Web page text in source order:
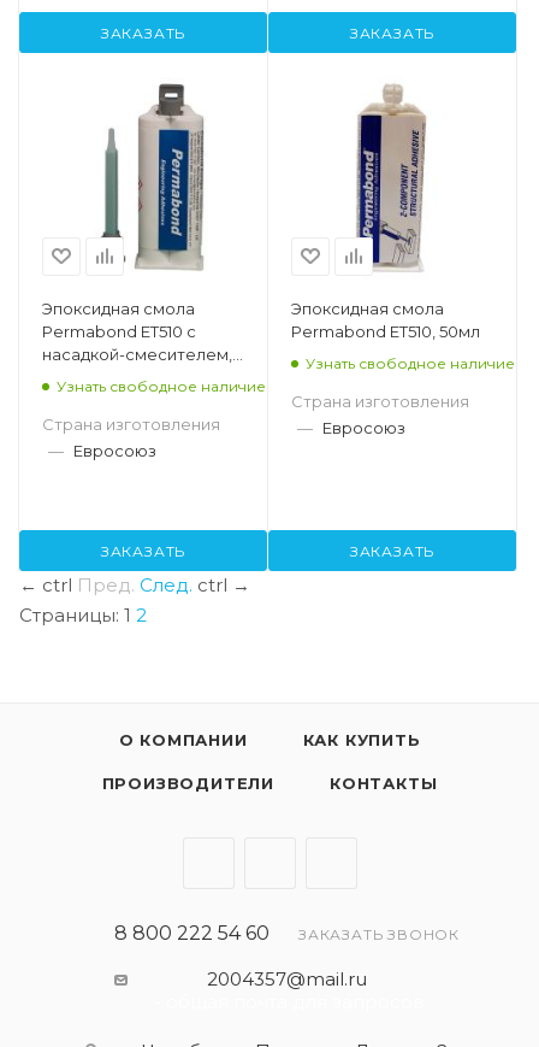
ЗАКАЗАТЬ ЗАКАЗАТЬ
Эпоксидная смола
Permabond ET510 с
насадкой-смесителем,
Узнать свободное наличие
Страна изготовления
— Евросоюз
ЗАКАЗАТЬ
Эпоксидная смола
Permabond ET510, 50мл
Узнать свободное наличие
Страна изготовления
— Евросоюз
ЗАКАЗАТЬ
← ctrl Пред. След. ctrl →
Страницы: 1 2
О КОМПАНИИ КАК КУПИТЬ
ПРОИЗВОДИТЕЛИ КОНТАКТЫ
8 800 222 54 60 ЗАКАЗАТЬ ЗВОНОК
2004357@mail.ru